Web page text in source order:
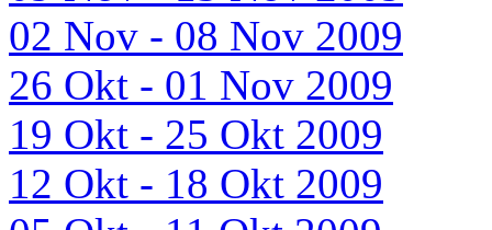
02 Nov - 08 Nov 2009
26 Okt - 01 Nov 2009
19 Okt - 25 Okt 2009
12 Okt - 18 Okt 2009